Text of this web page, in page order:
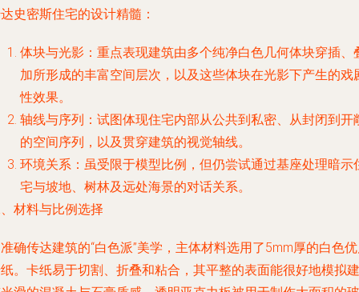
史密斯住宅的设计精髓：
体块与光影 ：重点表现建筑由多个纯净白色几何体块穿插、
加所形成的丰富空间层次，以及这些体块在光影下产生的戏
性效果。
轴线与序列 ：试图体现住宅内部从公共到私密、从封闭到开
的空间序列，以及贯穿建筑的视觉轴线。
环境关系 ：虽受限于模型比例，但仍尝试通过基座处理暗示
宅与坡地、树林及远处海景的对话关系。
材料与比例选择
确传达建筑的“白色派”美学，主体材料选用了5mm厚的白色
。卡纸易于切割、折叠和粘合，其平整的表面能很好地模拟建